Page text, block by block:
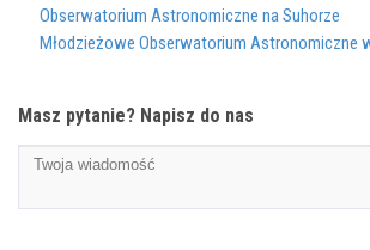
Obserwatorium Astronomiczne na Suhorze
Młodzieżowe Obserwatorium Astronomiczne
Masz pytanie? Napisz do nas